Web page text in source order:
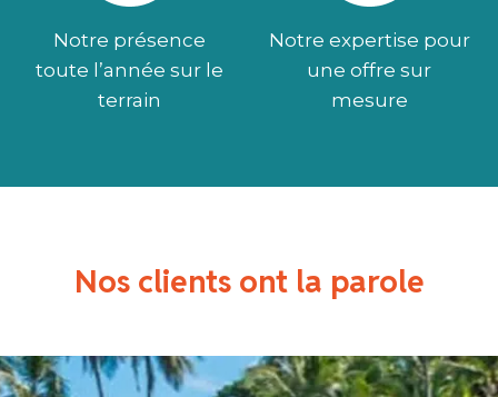
Notre présence
toute l’année sur le
terrain
Notre expertise pour
une offre sur
mesure
Nos clients ont la parole